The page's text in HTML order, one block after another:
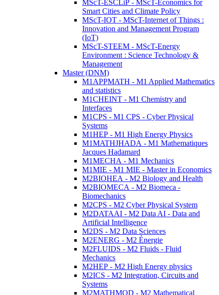
MScT-ESCLiP - MScT-Economics for
Smart Cities and Climate Policy
MScT-IOT - MScT-Internet of Things :
Innovation and Management Program
(IoT)
MScT-STEEM - MScT-Energy
Environment : Science Technology &
Management
Master (DNM)
M1APPMATH - M1 Applied Mathematics
and statistics
M1CHEINT - M1 Chemistry and
Interfaces
M1CPS - M1 CPS - Cyber Physical
Systems
M1HEP - M1 High Energy Physics
M1MATHJHADA - M1 Mathematiques
Jacques Hadamard
M1MECHA - M1 Mechanics
M1MIE - M1 MIE - Master in Economics
M2BIOHEA - M2 Biology and Health
M2BIOMECA - M2 Biomeca -
Biomechanics
M2CPS - M2 Cyber Physical System
M2DATAAI - M2 Data AI - Data and
Artificial Intelligence
M2DS - M2 Data Sciences
M2ENERG - M2 Énergie
M2FLUIDS - M2 Fluids - Fluid
Mechanics
M2HEP - M2 High Energy physics
M2ICS - M2 Integration, Circuits and
Systems
M2MATHMOD - M2 Mathematical